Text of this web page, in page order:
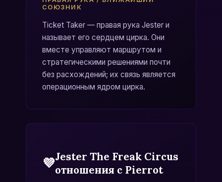
СОЮЗНИК
Ticket Taker — правая рука Jester и
называет его сердцем цирка. Они
вместе управляют маршрутом и
стратегическими решениями почти
без расхождений; их связь является
операционным ядром цирка.
💜Jester The Freak Circus
отношения с Pierrot